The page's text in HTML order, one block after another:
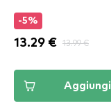
-5%
13.29 € 13.99 €
Aggiungi